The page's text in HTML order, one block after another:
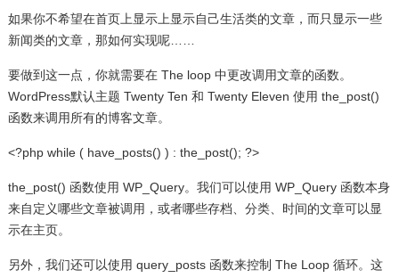
如果你不希望在首页上显示上显示自己生活类的文章，而只显示一些
新闻类的文章，那如何实现呢……
要做到这一点，你就需要在 The loop 中更改调用文章的函数。
WordPress默认主题 Twenty Ten 和 Twenty Eleven 使用 the_post()
函数来调用所有的博客文章。
<?php while ( have_posts() ) : the_post(); ?>
the_post() 函数使用 WP_Query。我们可以使用 WP_Query 函数本身
来自定义哪些文章被调用，或者哪些存档、分类、时间的文章可以显
示在主页。
另外，我们还可以使用 query_posts 函数来控制 The Loop 循环。这